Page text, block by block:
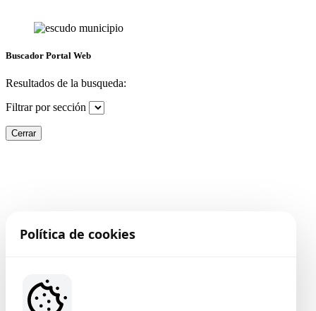
Buscador Portal Web
Resultados de la busqueda:
Filtrar por sección
Cerrar
Política de cookies